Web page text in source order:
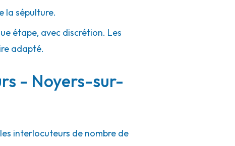
la sépulture.
étape, avec discrétion. Les
adapté.
- Noyers-sur-
interlocuteurs de nombre de